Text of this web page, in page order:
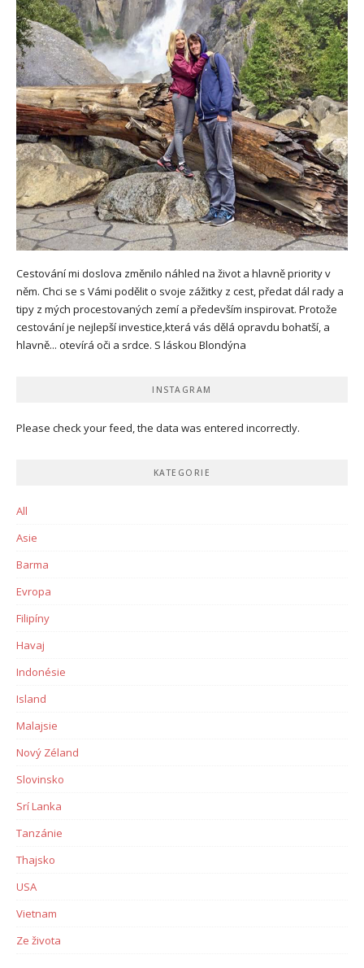
Cestování mi doslova změnilo náhled na život a hlavně priority v
něm. Chci se s Vámi podělit o svoje zážitky z cest, předat dál rady a
tipy z mých procestovaných zemí a především inspirovat. Protože
cestování je nejlepší investice,která vás dělá opravdu bohatší, a
hlavně... otevírá oči a srdce. S láskou Blondýna
INSTAGRAM
Please check your feed, the data was entered incorrectly.
KATEGORIE
All
Asie
Barma
Evropa
Filipíny
Havaj
Indonésie
Island
Malajsie
Nový Zéland
Slovinsko
Srí Lanka
Tanzánie
Thajsko
USA
Vietnam
Ze života